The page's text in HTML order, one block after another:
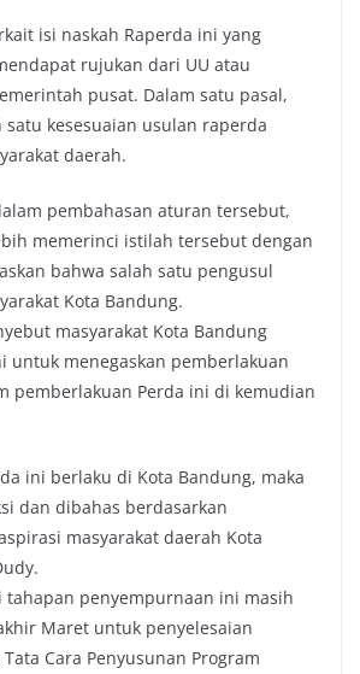
isi naskah Raperda ini yang
rujukan dari UU atau
pusat. Dalam satu pasal,
kesesuaian usulan raperda
daerah.
pembahasan aturan tersebut,
memerinci istilah tersebut dengan
bahwa salah satu pengusul
Kota Bandung.
masyarakat Kota Bandung
untuk menegaskan pemberlakuan
pemberlakuan Perda ini di kemudian
ini berlaku di Kota Bandung, maka
dan dibahas berdasarkan
masyarakat daerah Kota
tahapan penyempurnaan ini masih
Maret untuk penyelesaian
Cara Penyusunan Program